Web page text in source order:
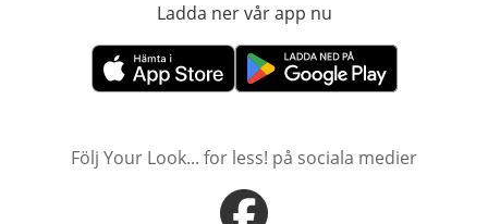
Ladda ner vår app nu
öppnas i nytt fönsteröppnas i nytt fönster
Följ Your Look... for less! på sociala medier